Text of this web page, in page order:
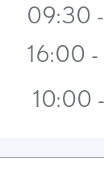
09:30
16:00
10:00